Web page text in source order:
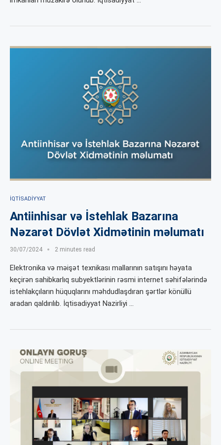
İQTISADIYYAT
Antiinhisar və İstehlak Bazarına
Nəzarət Dövlət Xidmətinin məlumatı
30/07/2024 2 minutes read
Elektronika və məişət texnikası mallarının satışını həyata
keçirən sahibkarlıq subyektlərinin rəsmi internet səhifələrində
istehlakçıların hüquqlarını məhdudlaşdıran şərtlər könüllü
aradan qaldırılıb. İqtisadiyyat Nazirliyi …